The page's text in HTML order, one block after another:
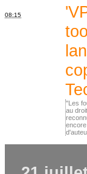
08:15
"Les
au